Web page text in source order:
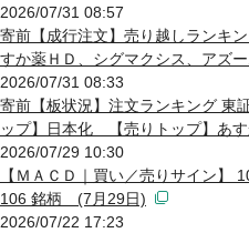
2026/07/31 08:57
寄前【成行注文】売り越しランキ
すか薬ＨＤ、シグマクシス、アズ
2026/07/31 08:33
寄前【板状況】注文ランキング
ップ】日本化 【売りトップ】あ
2026/07/29 10:30
【ＭＡＣＤ｜買い／売りサイン
106 銘柄 (7月29日)
2026/07/22 17:23